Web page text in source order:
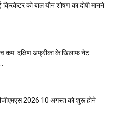
क्रिकेटर को बाल यौन शोषण का दोषी मानने
कप: दक्षिण अफ्रीका के खिलाफ नेट
2026 10 अगस्त को शुरू होने